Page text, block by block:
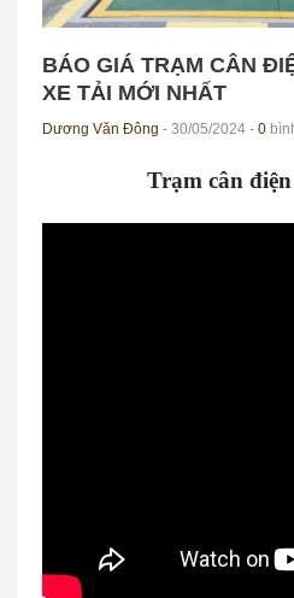
BÁO GIÁ TRẠM CÂN
XE TẢI MỚI NHẤT
Dương Văn Đông - 30/05/2024 - 0
Trạm cân